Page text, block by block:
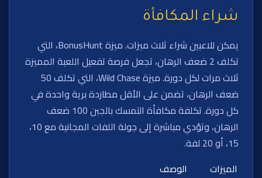
شراء المكافأة
يمكن للاعبين شراء ثلاث ميزات. ميزة BonusHunt، التي
تكلف 2 ضعف الرهان، تجعل فرصة تفعيل اللعبة المميزة
ثلاث مرات لكل دورة. ميزة Wild Chase، التي تكلف 50
ضعف الرهان، تضمن على الأقل مطاردة برية واحدة في
كل دورة. تكلفة مكافأة التمسك بالجبن 100 ضعف
الرهان، وتؤدي مباشرة إلى جولة اللفات المجانية مع 10،
15، أو 20 لفة.
الميزات
الوصف